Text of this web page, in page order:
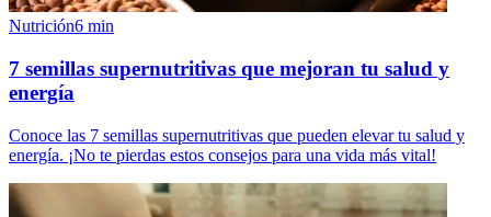
Nutrición6 min
7 semillas supernutritivas que mejoran tu salud y
energía
Conoce las 7 semillas supernutritivas que pueden elevar tu salud y
energía. ¡No te pierdas estos consejos para una vida más vital!